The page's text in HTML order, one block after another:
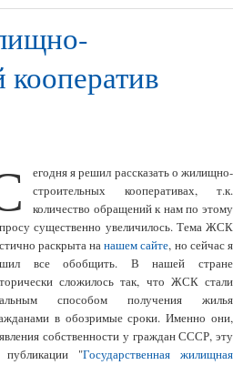
кооператив
егодня я решил рассказать о жилищно-
строительных кооперативах, т.к.
количество обращений к нам по этому
существенно увеличилось. Тема ЖСК
раскрыта нанашем сайте, но сейчас я
все обобщить. В нашей стране
сложилось так, что ЖСК стали
способом получения жилья
в обозримые сроки. Именно они,
собственности у граждан СССР, эту
"Государственная жилищная